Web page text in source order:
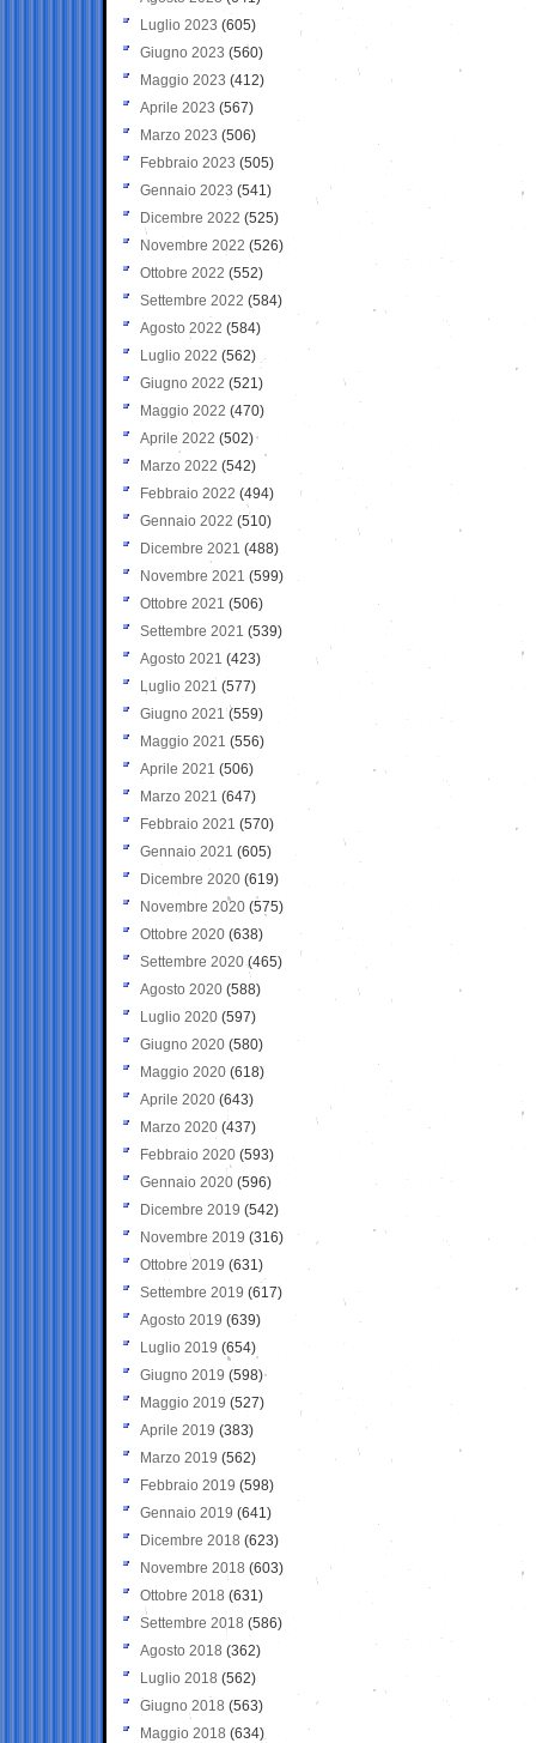
Luglio 2023 (605)
Giugno 2023 (560)
Maggio 2023 (412)
Aprile 2023 (567)
Marzo 2023 (506)
Febbraio 2023 (505)
Gennaio 2023 (541)
Dicembre 2022 (525)
Novembre 2022 (526)
Ottobre 2022 (552)
Settembre 2022 (584)
Agosto 2022 (584)
Luglio 2022 (562)
Giugno 2022 (521)
Maggio 2022 (470)
Aprile 2022 (502)
Marzo 2022 (542)
Febbraio 2022 (494)
Gennaio 2022 (510)
Dicembre 2021 (488)
Novembre 2021 (599)
Ottobre 2021 (506)
Settembre 2021 (539)
Agosto 2021 (423)
Luglio 2021 (577)
Giugno 2021(559)
Maggio 2021 (556)
Aprile 2021 (506)
Marzo 2021 (647)
Febbraio 2021 (570)
Gennaio 2021 (605)
Dicembre 2020 (619)
Novembre 2020 (575)
Ottobre 2020 (638)
Settembre 2020(465)
Agosto 2020 (588)
Luglio 2020 (597)
Giugno 2020 (580)
Maggio 2020 (618)
Aprile 2020 (643)
Marzo 2020 (437)
Febbraio 2020 (593)
Gennaio 2020 (596)
Dicembre 2019 (542)
Novembre 2019 (316)
Ottobre 2019 (631)
Settembre 2019 (617)
Agosto 2019 (639)
Luglio 2019 (654)
Giugno 2019 (598)
Maggio 2019 (527)
Aprile 2019 (383)
Marzo 2019 (562)
Febbraio 2019 (598)
Gennaio 2019 (641)
Dicembre 2018 (623)
Novembre 2018 (603)
Ottobre 2018 (631)
Settembre 2018 (586)
Agosto 2018 (362)
Luglio 2018 (562)
Giugno 2018 (563)
Maggio 2018 (634)